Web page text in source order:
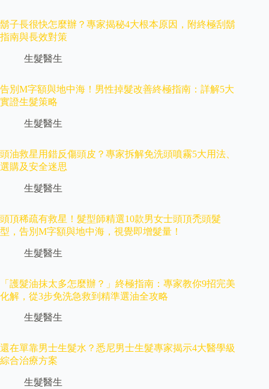
鬍子長很快怎麼辦？專家揭秘4大根本原因，附終極刮鬍
指南與長效對策
生髮醫生
告別M字額與地中海！男性掉髮改善終極指南：詳解5大
實證生髮策略
生髮醫生
頭油救星用錯反傷頭皮？專家拆解免洗頭噴霧5大用法、
選購及安全迷思
生髮醫生
頭頂稀疏有救星！髮型師精選10款男女士頭頂禿頭髮
型，告別M字額與地中海，視覺即增髮量！
生髮醫生
「護髮油抹太多怎麼辦？」終極指南：專家教你9招完美
化解，從3步免洗急救到精準選油全攻略
生髮醫生
還在單靠男士生髮水？悉尼男士生髮專家揭示4大醫學級
綜合治療方案
生髮醫生